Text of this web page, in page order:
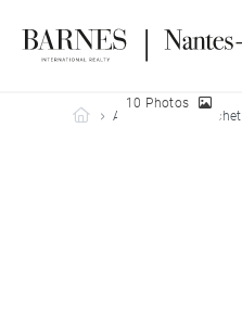
Barnes Nantes-Atlantique
Acheter Pornichet
10 Photos